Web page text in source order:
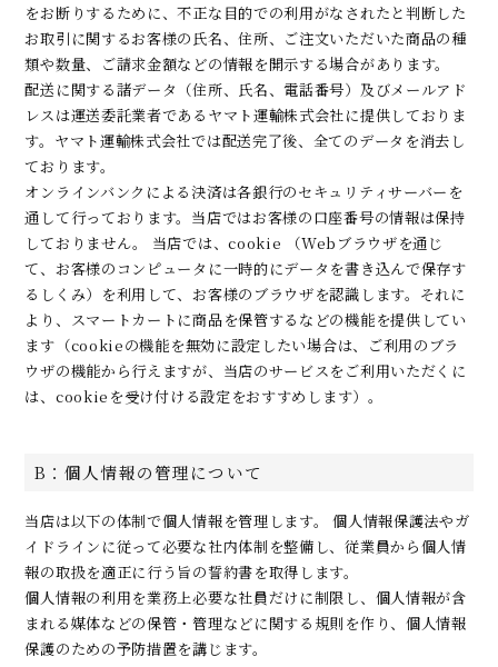
をお断りするために、不正な目的での利用がなされたと判断した
お取引に関するお客様の氏名、住所、ご注文いただいた商品の種
類や数量、ご請求金額などの情報を開示する場合があります。
配送に関する諸データ（住所、氏名、電話番号）及びメールアド
レスは運送委託業者であるヤマト運輸株式会社に提供しておりま
す。ヤマト運輸株式会社では配送完了後、全てのデータを消去し
ております。
オンラインバンクによる決済は各銀行のセキュリティサーバーを
通して行っております。当店ではお客様の口座番号の情報は保持
しておりません。 当店では、cookie （Webブラウザを通じ
て、お客様のコンピュータに一時的にデータを書き込んで保存す
るしくみ）を利用して、お客様のブラウザを認識します。それに
より、スマートカートに商品を保管するなどの機能を提供してい
ます（cookieの機能を無効に設定したい場合は、ご利用のブラ
ウザの機能から行えますが、当店のサービスをご利用いただくに
は、cookieを受け付ける設定をおすすめします）。
B：個人情報の管理について
当店は以下の体制で個人情報を管理します。 個人情報保護法やガ
イドラインに従って必要な社内体制を整備し、従業員から個人情
報の取扱を適正に行う旨の誓約書を取得します。
個人情報の利用を業務上必要な社員だけに制限し、個人情報が含
まれる媒体などの保管・管理などに関する規則を作り、個人情報
保護のための予防措置を講じます。